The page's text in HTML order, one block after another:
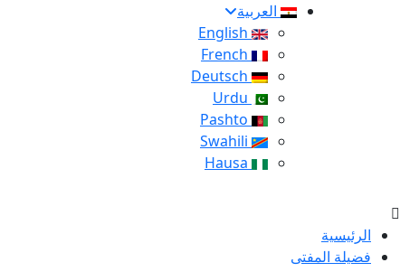
العربية
الرئيسية
فضيلة المفتى